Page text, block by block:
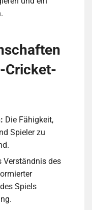
Cricket-
Die Fähigkeit,
Spieler zu
Verständnis des
Spiels